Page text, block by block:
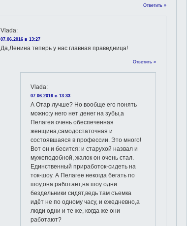
Ответить »
Vlada:
07.06.2016 в 13:27
Да,Ленина теперь у нас главная праведница!
Ответить »
Vlada:
07.06.2016 в 13:33
А Отар лучше? Но вообще его понять
можно:у него нет денег на зубы,а
Пелагея очень обеспеченная
женщина,самодостаточная и
состоявшаяся в профессии. Это много!
Вот он и бесится: и старухой назвал и
мужеподобной, жалок он очень стал.
Единственный приработок-сидеть на
ток-шоу. А Пелагее некогда бегать по
шоу,она работает,на шоу одни
бездельники сидят,ведь там съемка
идёт не по одному часу, и ежедневно,а
люди одни и те же, когда же они
работают?